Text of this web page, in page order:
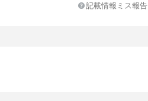
記載情報ミス報告